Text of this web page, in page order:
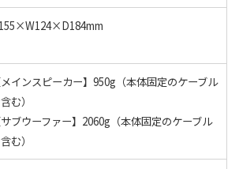
メインスピーカー】950g（本体固定のケーブル
む）
サブウーファー】2060g（本体固定のケーブル
む）